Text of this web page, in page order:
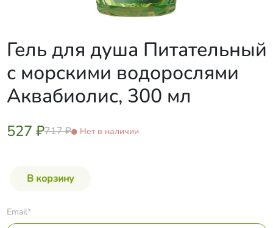
Гель для душа Питательный
с морскими водорослями
Аквабиолис, 300 мл
527 ₽717 ₽ Нет в наличии
Email*